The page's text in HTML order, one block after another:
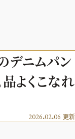
デニムパン
品よくこなれ
2026.02.06 更新